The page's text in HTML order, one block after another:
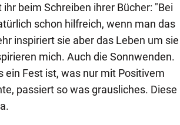
beim Schreiben ihrer Bücher: "Bei
schon hilfreich, wenn man das
inspiriert sie aber das Leben um sie
mich. Auch die Sonnwenden.
ein Fest ist, was nur mit Positivem
passiert so was grausliches. Diese